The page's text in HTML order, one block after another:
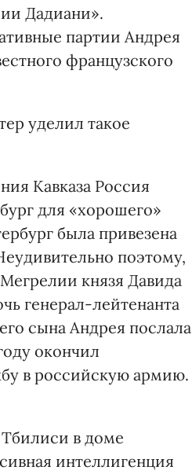
Дадиани».
партии Андрея
французского
уделил такое
Кавказа Россия
для «хорошего»
была привезена
поэтому,
князя Давида
генерал-лейтенанта
сына Андрея послала
окончил
в российскую армию.
в доме
интеллигенция